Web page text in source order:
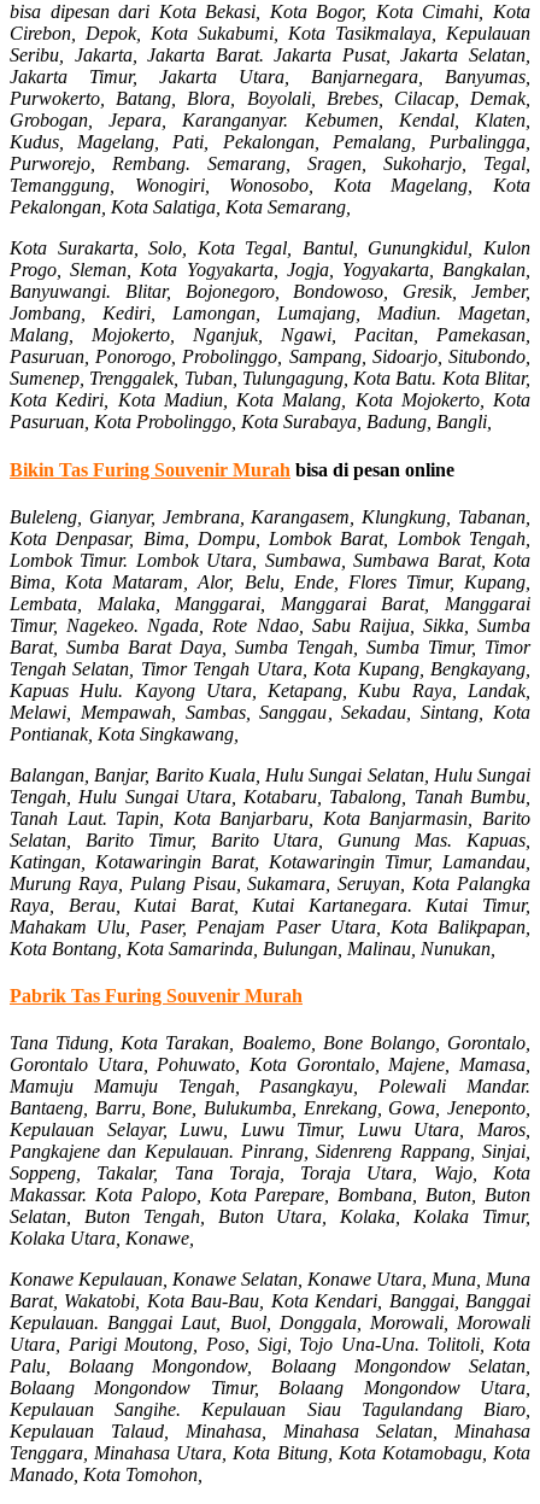
bisa dipesan dari Kota Bekasi, Kota Bogor, Kota Cimahi, Kota
Cirebon, Depok, Kota Sukabumi, Kota Tasikmalaya, Kepulauan
Seribu, Jakarta, Jakarta Barat. Jakarta Pusat, Jakarta Selatan,
Jakarta Timur, Jakarta Utara, Banjarnegara, Banyumas,
Purwokerto, Batang, Blora, Boyolali, Brebes, Cilacap, Demak,
Grobogan, Jepara, Karanganyar. Kebumen, Kendal, Klaten,
Kudus, Magelang, Pati, Pekalongan, Pemalang, Purbalingga,
Purworejo, Rembang. Semarang, Sragen, Sukoharjo, Tegal,
Temanggung, Wonogiri, Wonosobo, Kota Magelang, Kota
Pekalongan, Kota Salatiga, Kota Semarang,
Kota Surakarta, Solo, Kota Tegal, Bantul, Gunungkidul, Kulon
Progo, Sleman, Kota Yogyakarta, Jogja, Yogyakarta, Bangkalan,
Banyuwangi. Blitar, Bojonegoro, Bondowoso, Gresik, Jember,
Jombang, Kediri, Lamongan, Lumajang, Madiun. Magetan,
Malang, Mojokerto, Nganjuk, Ngawi, Pacitan, Pamekasan,
Pasuruan, Ponorogo, Probolinggo, Sampang, Sidoarjo, Situbondo,
Sumenep, Trenggalek, Tuban, Tulungagung, Kota Batu. Kota Blitar,
Kota Kediri, Kota Madiun, Kota Malang, Kota Mojokerto, Kota
Pasuruan, Kota Probolinggo, Kota Surabaya, Badung, Bangli,
Bikin Tas Furing Souvenir Murah bisa di pesan online
Buleleng, Gianyar, Jembrana, Karangasem, Klungkung, Tabanan,
Kota Denpasar, Bima, Dompu, Lombok Barat, Lombok Tengah,
Lombok Timur. Lombok Utara, Sumbawa, Sumbawa Barat, Kota
Bima, Kota Mataram, Alor, Belu, Ende, Flores Timur, Kupang,
Lembata, Malaka, Manggarai, Manggarai Barat, Manggarai
Timur, Nagekeo. Ngada, Rote Ndao, Sabu Raijua, Sikka, Sumba
Barat, Sumba Barat Daya, Sumba Tengah, Sumba Timur, Timor
Tengah Selatan, Timor Tengah Utara, Kota Kupang, Bengkayang,
Kapuas Hulu. Kayong Utara, Ketapang, Kubu Raya, Landak,
Melawi, Mempawah, Sambas, Sanggau, Sekadau, Sintang, Kota
Pontianak, Kota Singkawang,
Balangan, Banjar, Barito Kuala, Hulu Sungai Selatan, Hulu Sungai
Tengah, Hulu Sungai Utara, Kotabaru, Tabalong, Tanah Bumbu,
Tanah Laut. Tapin, Kota Banjarbaru, Kota Banjarmasin, Barito
Selatan, Barito Timur, Barito Utara, Gunung Mas. Kapuas,
Katingan, Kotawaringin Barat, Kotawaringin Timur, Lamandau,
Murung Raya, Pulang Pisau, Sukamara, Seruyan, Kota Palangka
Raya, Berau, Kutai Barat, Kutai Kartanegara. Kutai Timur,
Mahakam Ulu, Paser, Penajam Paser Utara, Kota Balikpapan,
Kota Bontang, Kota Samarinda, Bulungan, Malinau, Nunukan,
Pabrik Tas Furing Souvenir Murah
Tana Tidung, Kota Tarakan, Boalemo, Bone Bolango, Gorontalo,
Gorontalo Utara, Pohuwato, Kota Gorontalo, Majene, Mamasa,
Mamuju Mamuju Tengah, Pasangkayu, Polewali Mandar.
Bantaeng, Barru, Bone, Bulukumba, Enrekang, Gowa, Jeneponto,
Kepulauan Selayar, Luwu, Luwu Timur, Luwu Utara, Maros,
Pangkajene dan Kepulauan. Pinrang, Sidenreng Rappang, Sinjai,
Soppeng, Takalar, Tana Toraja, Toraja Utara, Wajo, Kota
Makassar. Kota Palopo, Kota Parepare, Bombana, Buton, Buton
Selatan, Buton Tengah, Buton Utara, Kolaka, Kolaka Timur,
Kolaka Utara, Konawe,
Konawe Kepulauan, Konawe Selatan, Konawe Utara, Muna, Muna
Barat, Wakatobi, Kota Bau-Bau, Kota Kendari, Banggai, Banggai
Kepulauan. Banggai Laut, Buol, Donggala, Morowali, Morowali
Utara, Parigi Moutong, Poso, Sigi, Tojo Una-Una. Tolitoli, Kota
Palu, Bolaang Mongondow, Bolaang Mongondow Selatan,
Bolaang Mongondow Timur, Bolaang Mongondow Utara,
Kepulauan Sangihe. Kepulauan Siau Tagulandang Biaro,
Kepulauan Talaud, Minahasa, Minahasa Selatan, Minahasa
Tenggara, Minahasa Utara, Kota Bitung, Kota Kotamobagu, Kota
Manado, Kota Tomohon,